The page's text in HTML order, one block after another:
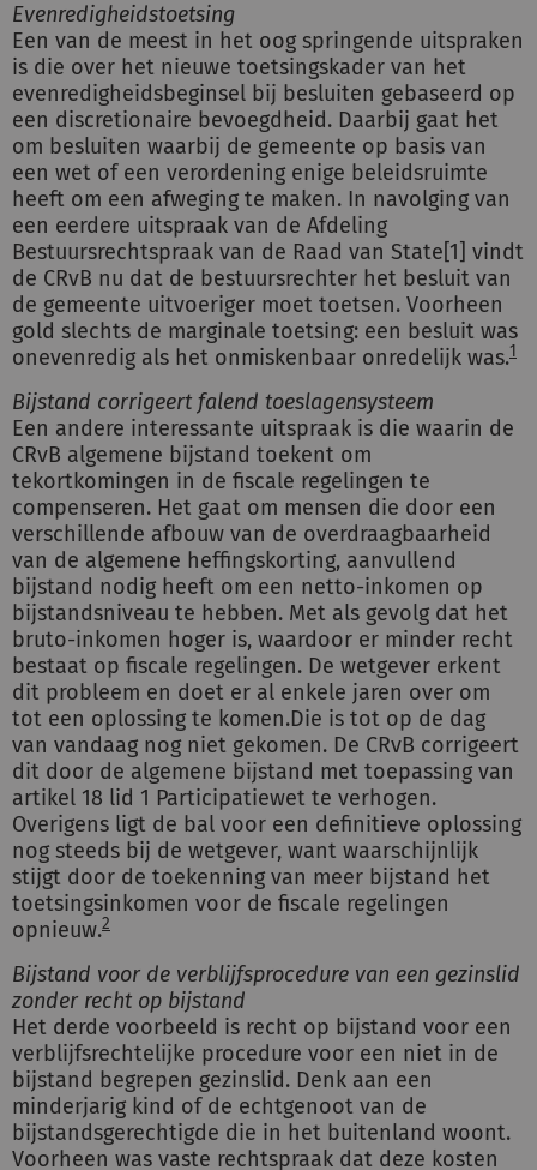
Evenredigheidstoetsing
Een van de meest in het oog springende uitspraken
is die over het nieuwe toetsingskader van het
evenredigheidsbeginsel bij besluiten gebaseerd op
een discretionaire bevoegdheid. Daarbij gaat het
om besluiten waarbij de gemeente op basis van
een wet of een verordening enige beleidsruimte
heeft om een afweging te maken. In navolging van
een eerdere uitspraak van de Afdeling
Bestuursrechtspraak van de Raad van State[1] vindt
de CRvB nu dat de bestuursrechter het besluit van
de gemeente uitvoeriger moet toetsen. Voorheen
gold slechts de marginale toetsing: een besluit was
onevenredig als het onmiskenbaar onredelijk was.1
Bijstand corrigeert falend toeslagensysteem
Een andere interessante uitspraak is die waarin de
CRvB algemene bijstand toekent om
tekortkomingen in de fiscale regelingen te
compenseren. Het gaat om mensen die door een
verschillende afbouw van de overdraagbaarheid
van de algemene heffingskorting, aanvullend
bijstand nodig heeft om een netto-inkomen op
bijstandsniveau te hebben. Met als gevolg dat het
bruto-inkomen hoger is, waardoor er minder recht
bestaat op fiscale regelingen. De wetgever erkent
dit probleem en doet er al enkele jaren over om
tot een oplossing te komen.Die is tot op de dag
van vandaag nog niet gekomen. De CRvB corrigeert
dit door de algemene bijstand met toepassing van
artikel 18 lid 1 Participatiewet te verhogen.
Overigens ligt de bal voor een definitieve oplossing
nog steeds bij de wetgever, want waarschijnlijk
stijgt door de toekenning van meer bijstand het
toetsingsinkomen voor de fiscale regelingen
opnieuw.2
Bijstand voor de verblijfsprocedure van een gezinslid
zonder recht op bijstand
Het derde voorbeeld is recht op bijstand voor een
verblijfsrechtelijke procedure voor een niet in de
bijstand begrepen gezinslid. Denk aan een
minderjarig kind of de echtgenoot van de
bijstandsgerechtigde die in het buitenland woont.
Voorheen was vaste rechtspraak dat deze kosten